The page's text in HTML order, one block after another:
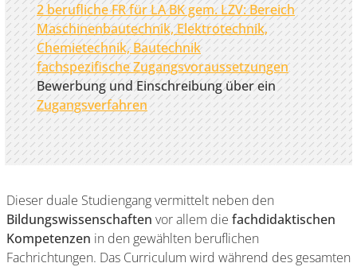
2 berufliche FR für LA BK gem. LZV: Bereich
Maschinenbautechnik, Elektrotechnik,
Chemietechnik, Bautechnik
fachspezifische Zugangsvoraussetzungen
Bewerbung und Einschreibung über ein
Zugangsverfahren
Dieser duale Studiengang vermittelt neben den
Bildungswissenschaften vor allem die fachdidaktischen
Kompetenzen in den gewählten beruflichen
Fachrichtungen. Das Curriculum wird während des gesamten